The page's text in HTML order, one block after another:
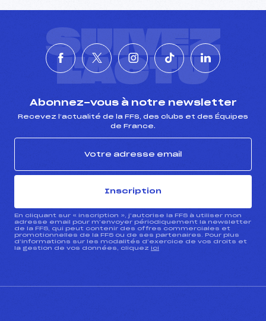
SUIVEZ
L'ACTU
Abonnez-vous à notre newsletter
Recevez l’actualité de la FFS, des clubs et des Équipes
de France.
Inscription
En cliquant sur « inscription », j’autorise la FFS à utiliser mon
adresse email pour m’envoyer périodiquement la newsletter
de la FFS, qui peut contenir des offres commerciales et
promotionnelles de la FFS ou de ses partenaires. Pour plus
d’informations sur les modalités d’exercice de vos droits et
la gestion de vos données, cliquez ici